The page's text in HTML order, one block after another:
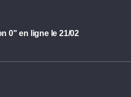
0" en ligne le 21/02